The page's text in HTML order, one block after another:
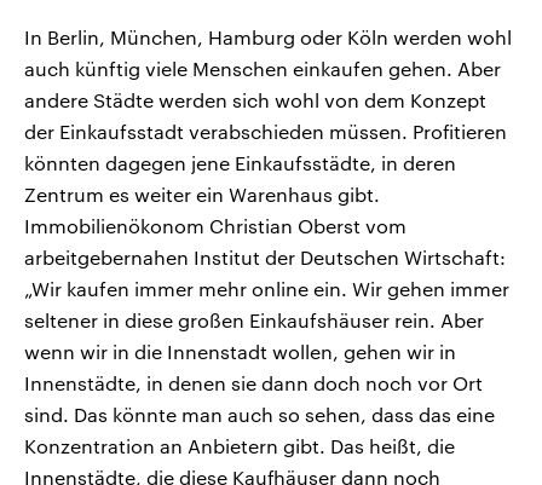
In Berlin, München, Hamburg oder Köln werden wohl
auch künftig viele Menschen einkaufen gehen. Aber
andere Städte werden sich wohl von dem Konzept
der Einkaufsstadt verabschieden müssen. Profitieren
könnten dagegen jene Einkaufsstädte, in deren
Zentrum es weiter ein Warenhaus gibt.
Immobilienökonom Christian Oberst vom
arbeitgebernahen Institut der Deutschen Wirtschaft:
„Wir kaufen immer mehr online ein. Wir gehen immer
seltener in diese großen Einkaufshäuser rein. Aber
wenn wir in die Innenstadt wollen, gehen wir in
Innenstädte, in denen sie dann doch noch vor Ort
sind. Das könnte man auch so sehen, dass das eine
Konzentration an Anbietern gibt. Das heißt, die
Innenstädte, die diese Kaufhäuser dann noch